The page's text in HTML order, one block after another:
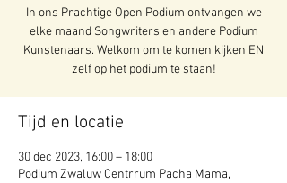
In ons Prachtige Open Podium ontvangen we
elke maand Songwriters en andere Podium
Kunstenaars. Welkom om te komen kijken EN
zelf op het podium te staan!
Tijd en locatie
30 dec 2023, 16:00 – 18:00
Podium Zwaluw Centrrum Pacha Mama,